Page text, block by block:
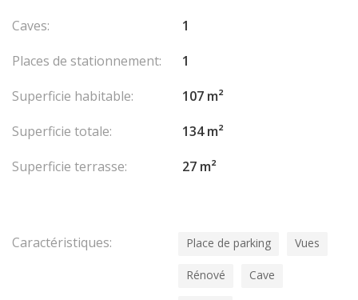
Caves:
1
Places de stationnement:
1
Superficie habitable:
107 m²
Superficie totale:
134 m²
Superficie terrasse:
27 m²
Caractéristiques: Place de parking Vues
Rénové Cave